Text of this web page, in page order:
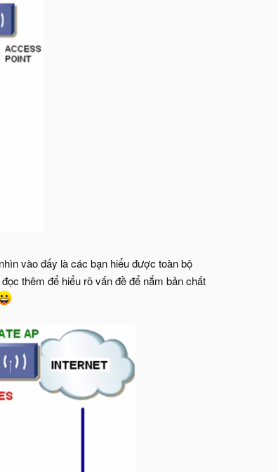
vào đấy là các bạn hiểu được toàn bộ
thêm để hiểu rõ vấn đề để nắm bản chất